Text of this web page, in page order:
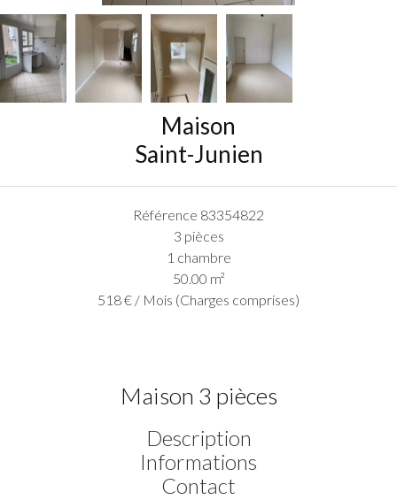
Maison
Saint-Junien
Référence 83354822
3 pièces
1 chambre
50.00 m²
518 € / Mois (Charges comprises)
Maison 3 pièces
Description
Informations
Contact